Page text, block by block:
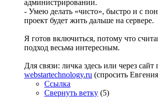
администрировании.
- Умею делать «чисто», быстро и с
проект будет жить дальше на сервере.
Я готов включиться, потому что
подход весьма интересным.
Для связи: личка здесь или через сайт
webstartechnology.ru (спросить
Ссылка
Свернуть ветку (5)